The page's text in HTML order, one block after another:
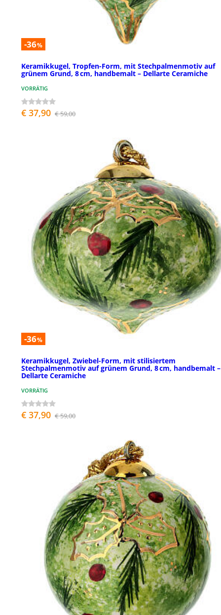
-36%
Keramikkugel, Tropfen-Form, mit Stechpalmenmotiv auf
grünem Grund, 8 cm, handbemalt – Dellarte Ceramiche
VORRÄTIG
€ 37,90 € 59,00
-36%
Keramikkugel, Zwiebel-Form, mit stilisiertem
Stechpalmenmotiv auf grünem Grund, 8 cm, handbemalt –
Dellarte Ceramiche
VORRÄTIG
€ 37,90 € 59,00